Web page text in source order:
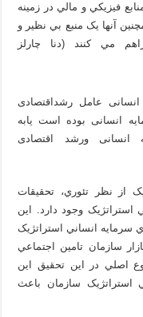
فيزيکي و مالي در زمينه
آنها يک منبع بي نظير و
مي کنند (دنا چارلز
انسانى عامل رشداقتصادى
انسانى بوده است يابه
انسانى ورشد اقتصادى
از نظر تئوري، تحقيقات
استراتژيک وجود دارد. اين
سرمايه انساني استراتژيک
سازمان تامين اجتماعي
اصلي در اين تحقيق اين
استراتژيک سازمان باعث